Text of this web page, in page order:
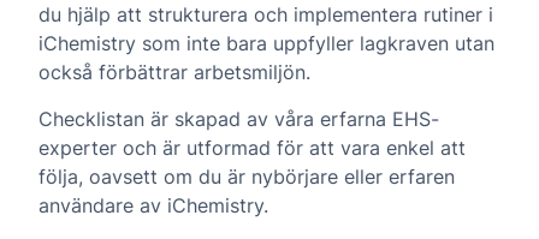
du hjälp att strukturera och implementera rutiner i
iChemistry som inte bara uppfyller lagkraven utan
också förbättrar arbetsmiljön.
Checklistan är skapad av våra erfarna EHS-
experter och är utformad för att vara enkel att
följa, oavsett om du är nybörjare eller erfaren
användare av iChemistry.